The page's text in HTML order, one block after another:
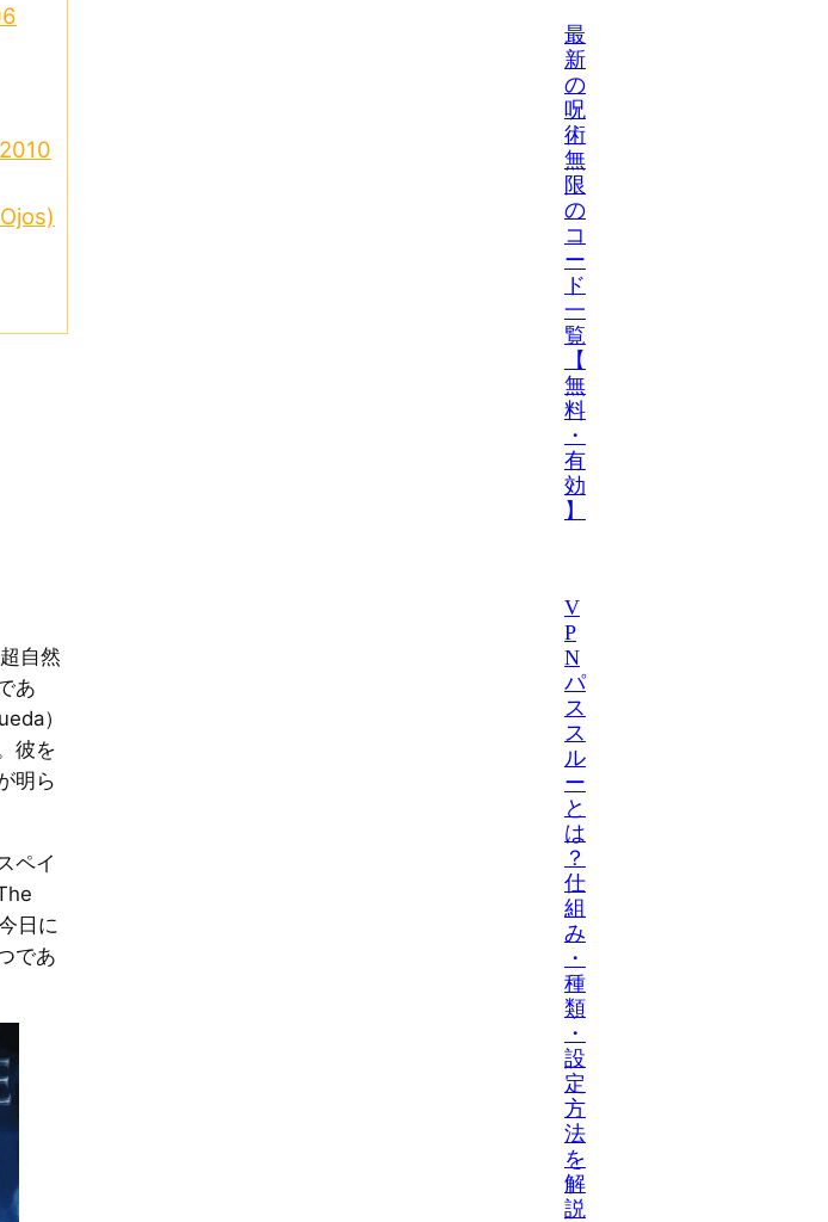
自然
あ
）
彼を
明ら
ペイ
日に
であ
最
新
の
呪
術
無
限
の
コ
ー
ド
一
覧
【
無
料
・
有
効
】
V
P
N
パ
ス
ス
ル
ー
と
は
？
仕
組
み
・
種
類
・
設
定
方
法
を
解
説